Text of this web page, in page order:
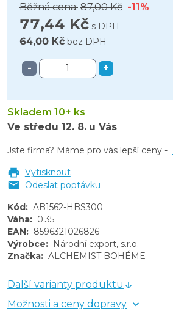
Běžná cena: 87,00 Kč -11%
77,44 Kč s DPH
64,00 Kč bez DPH
- +
Skladem 10+ ks
Ve středu 12. 8. u Vás
Jste firma? Máme pro vás lepší ceny -
Vytisknout
Odeslat poptávku
Kód : AB1562-HBS300
Váha: 0.35
EAN: 8596321026826
Výrobce:
Národní export, s.r.o.
Značka: ALCHEMIST BOHÉME
Další varianty produktu
Možnosti a ceny dopravy